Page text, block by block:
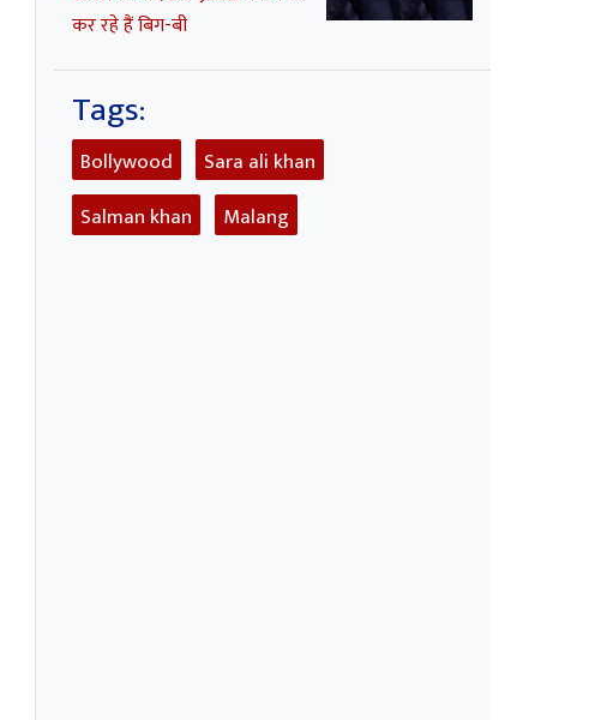
कर रहे हैं बिग-बी
Tags:
Bollywood
Sara ali khan
Salman khan
Malang